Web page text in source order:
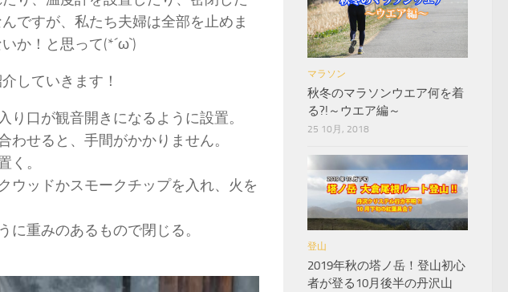
ですが、私たち夫婦は全部を止めま
か！と思って(*´ω`)
していきます！
口が観音開きになるように設置。
せると、手間がかかりません。
く。
ウッドかスモークチップを入れ、火を
重みのあるもので閉じる。
マラソン
秋冬のマラソンウエア何を着
る?!～ウエア編～
25 10月, 2018
登山
2019年秋の塔ノ岳！登山初心
者が登る10月後半の丹沢山